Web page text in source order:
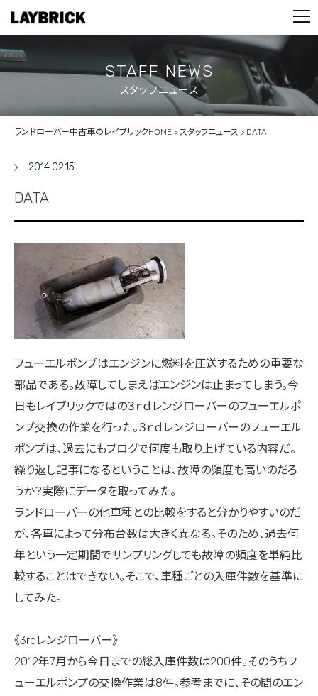
PARTS
CONTACT
PRIVACY POLICY
STAFF NEWS
スタッフニュース
ランドローバー中古車のレイブリックHOME スタッフニュース DATA
2014.02.15
DATA
フューエルポンプはエンジンに燃料を圧送するための重要な
部品である。故障してしまえばエンジンは止まってしまう。今
日もレイブリックではの３ｒｄレンジローバーのフューエルポ
ンプ交換の作業を行った。３ｒｄレンジローバーのフューエル
ポンプは、過去にもブログで何度も取り上げている内容だ。
繰り返し記事になるということは、故障の頻度も高いのだろ
うか？実際にデータを取ってみた。
ランドローバーの他車種との比較をすると分かりやすいのだ
が、各車によって分布台数は大きく異なる。そのため、過去何
年という一定期間でサンプリングしても故障の頻度を単純比
較することはできない。そこで、車種ごとの入庫件数を基準に
してみた。
《3rdレンジローバー》
2012年7月から今日までの総入庫件数は200件。そのうちフ
ューエルポンプの交換作業は8件。参考までに、その間のエン